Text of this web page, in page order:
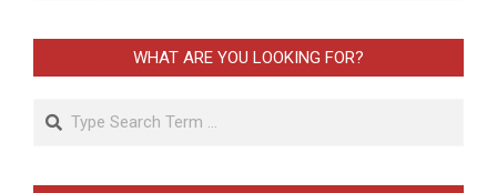
WHAT ARE YOU LOOKING FOR?
Search